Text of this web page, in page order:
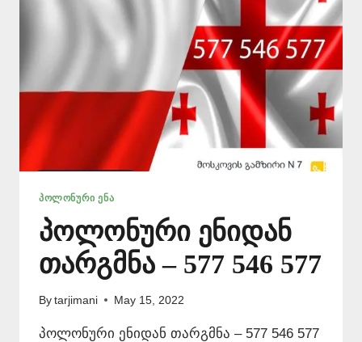
ᲞᲝᲚᲝᲜᲣᲠᲘ ᲔᲜᲐ
პოლონური ენიდან
თარგმნა – 577 546 577
By tarjimani May 15, 2022
პოლონური ენიდან თარგმნა – 577 546 577